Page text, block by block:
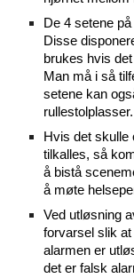
De 4 setene
Disse
brukes hvis
Man må i så
setene kan
rullestolplasser.
Hvis det skulle
tilkalles, så
å bistå
å møte
Ved utløsning
forvarsel slik
alarmen er
det er falsk